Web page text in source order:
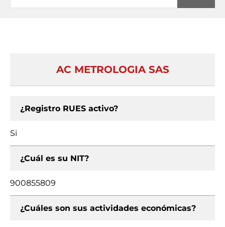
AC METROLOGIA SAS
¿Registro RUES activo?
Si
¿Cuál es su NIT?
900855809
¿Cuáles son sus actividades económicas?